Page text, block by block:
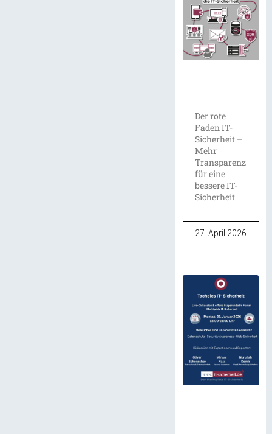
Der rote
Faden IT-
Sicherheit –
Mehr
Transparenz
für eine
bessere IT-
Sicherheit
27. April 2026